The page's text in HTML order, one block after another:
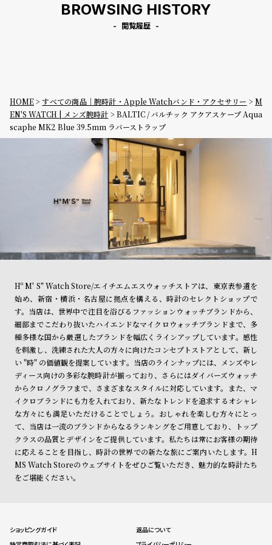
BROWSING HISTORY
閲覧履歴
HOME すべての商品｜腕時計・Apple Watchバンド・アクセサリー
M
EN'S WATCH | メンズ腕時計
BALTIC / バルチック アクアスケープ Aqua
scaphe MK2 Blue 39.5mm ラバーストラップ
Hº M' S" Watch Store/エイチエムエスウォッチストアは、東京表参道を
始め、新宿・横浜・名古屋に拠点を構える、時計のセレクトショップで
す。当店は、世界中で注目を浴びるファッションウォッチブランドから、
細部までこだわり抜いたハイエンドなマイクロウォッチブランドまで、多
種多様な国から厳選したブランドを幅広くラインアップしています。感性
を刺激し、洗練された大人の方々に向けたコンセプトストアとして、新し
い "時" の価値観を提案しています。当店のラインナップには、メンズやレ
ディース向けの多彩な腕時計が揃っており、さらにはダイバーズウォッチ
からクロノグラフまで、さまざまなスタイルに対応しています。また、マ
イクロブランドにも力を入れており、新たなトレンドを追求するオシャレ
な方々にも満足いただけることでしょう。おしゃれを楽しむ方々にとっ
て、当店は一流のブランドからなるランキングをご用意しており、トップ
クラスの品質とデザインをご提供しています。私たちは常にお客様の期待
に応えることを目指し、時計の世界での新たな旅にご案内いたします。H
MS Watch Storeのウェブサイトをぜひご覧いただき、魅力的な時計たち
をご堪能ください。
ショッピングガイド
返品について